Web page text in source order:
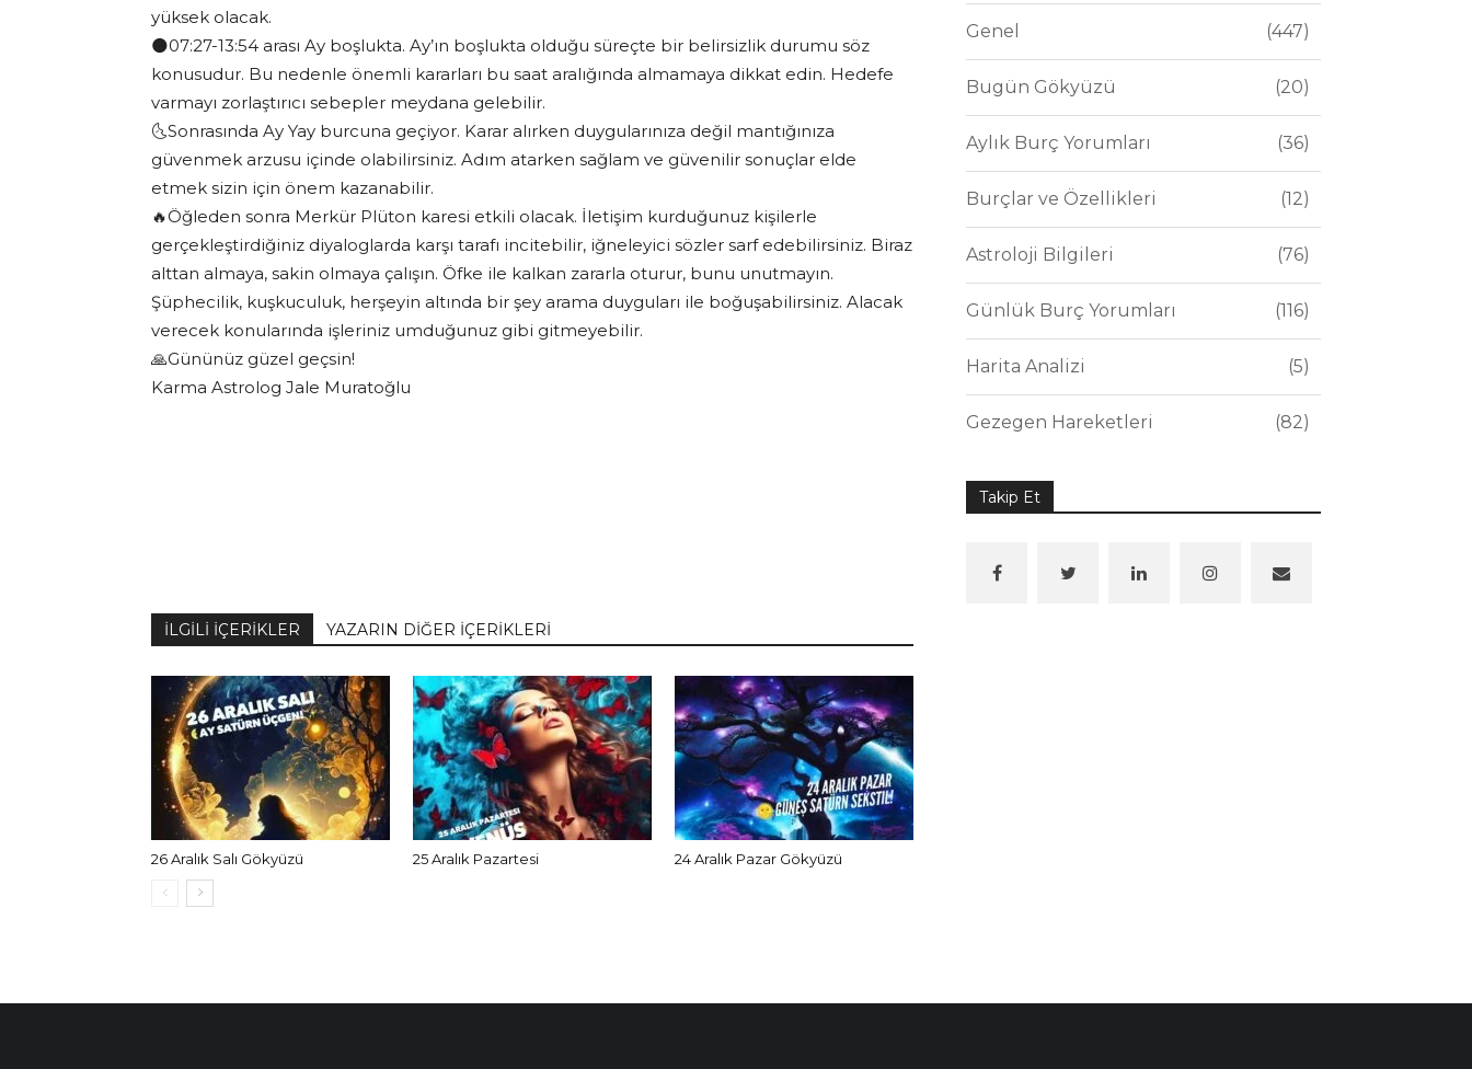
yüksek olacak.
🌑07:27-13:54 arası Ay boşlukta. Ay’ın boşlukta olduğu süreçte bir belirsizlik durumu söz
konusudur. Bu nedenle önemli kararları bu saat aralığında almamaya dikkat edin. Hedefe
varmayı zorlaştırıcı sebepler meydana gelebilir.
🌜Sonrasında Ay Yay burcuna geçiyor. Karar alırken duygularınıza değil mantığınıza
güvenmek arzusu içinde olabilirsiniz. Adım atarken sağlam ve güvenilir sonuçlar elde
etmek sizin için önem kazanabilir.
🔥Öğleden sonra Merkür Plüton karesi etkili olacak. İletişim kurduğunuz kişilerle
gerçekleştirdiğiniz diyaloglarda karşı tarafı incitebilir, iğneleyici sözler sarf edebilirsiniz. Biraz
alttan almaya, sakin olmaya çalışın. Öfke ile kalkan zararla oturur, bunu unutmayın.
Şüphecilik, kuşkuculuk, herşeyin altında bir şey arama duyguları ile boğuşabilirsiniz. Alacak
verecek konularında işleriniz umduğunuz gibi gitmeyebilir.
🙏Gününüz güzel geçsin!
Karma Astrolog Jale Muratoğlu
İLGİLİ İÇERİKLER YAZARIN DİĞER İÇERİKLERİ
26 Aralık Salı Gökyüzü 25 Aralık Pazartesi 24 Aralık Pazar Gökyüzü
Genel 447
Bugün Gökyüzü 20
Aylık Burç Yorumları 36
Burçlar ve Özellikleri 12
Astroloji Bilgileri 76
Günlük Burç Yorumları 116
Harita Analizi 5
Gezegen Hareketleri 82
Takip Et